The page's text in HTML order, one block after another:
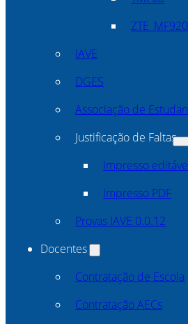
IAVE
DGES
Associação de
Justificação de Faltas
Impresso
Impresso PDF
Provas IAVE 0.0.12
Docentes
Contratação de Escola
Contratação AECs